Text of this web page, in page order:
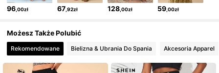
96 ,00zł 67 ,92zł 128,00zł 59 ,00zł
Możesz Także Polubić
Rekomendowane Bielizna & Ubrania Do Spania Akcesoria Apparel